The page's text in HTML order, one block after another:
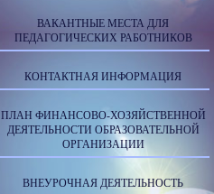
ВАКАНТНЫЕ МЕСТА ДЛЯ
ПЕДАГОГИЧЕСКИХ РАБОТНИКОВ
КОНТАКТНАЯ ИНФОРМАЦИЯ
ПЛАН ФИНАНСОВО-ХОЗЯЙСТВЕННОЙ
ДЕЯТЕЛЬНОСТИ ОБРАЗОВАТЕЛЬНОЙ
ОРГАНИЗАЦИИ
ВНЕУРОЧНАЯ ДЕЯТЕЛЬНОСТЬ